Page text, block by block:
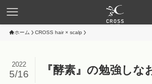
ホーム CROSS hair × scalp
『酵素』の勉強し
2022
5/16